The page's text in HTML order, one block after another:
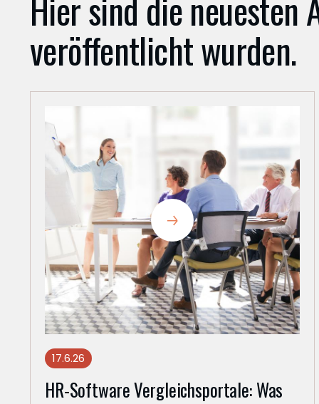
veröffentlicht wurden.
17.6.26
HR-Software Vergleichsportale: Was